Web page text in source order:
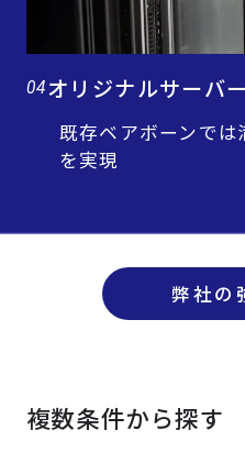
04オリジナルサーバ
既存ベアボーンで
を実現
弊社の
複数条件から探す